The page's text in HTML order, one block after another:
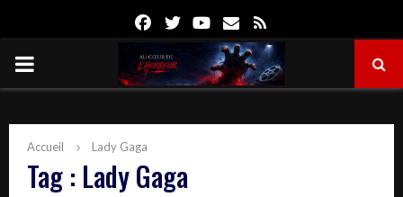
FacebookTwitterYoutube
Email
PRIMARY
Accueil Lady Gaga
Tag : Lady Gaga